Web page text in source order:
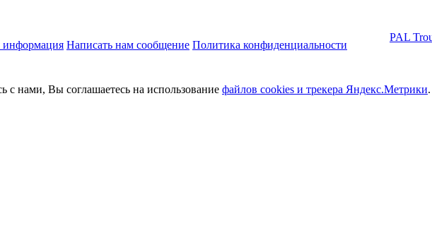
информация Написать нам сообщение Политика конфиденциальности
PAL
с нами, Вы соглашаетесь на использование файлов cookies и трекера Яндекс.Метрики.